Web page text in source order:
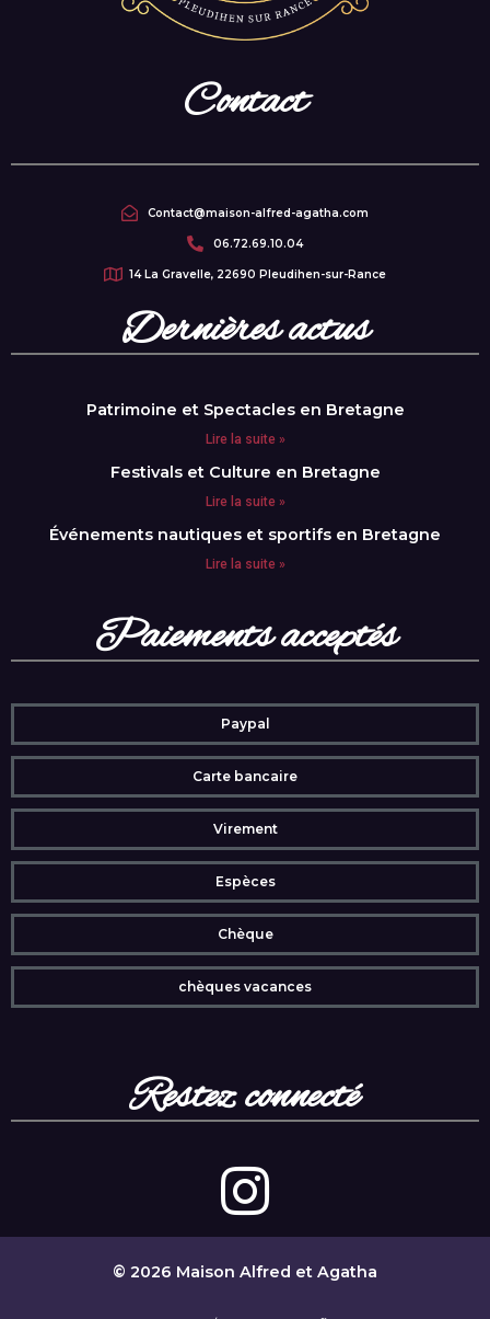
Contact
Contact@maison-alfred-agatha.com
06.72.69.10.04
14 La Gravelle, 22690 Pleudihen-sur-Rance
Dernières actus
Patrimoine et Spectacles en Bretagne
Lire la suite »
Festivals et Culture en Bretagne
Lire la suite »
Événements nautiques et sportifs en Bretagne
Lire la suite »
Paiements acceptés
Paypal
Carte bancaire
Virement
Espèces
Chèque
chèques vacances
Restez connecté
© 2026 Maison Alfred et Agatha